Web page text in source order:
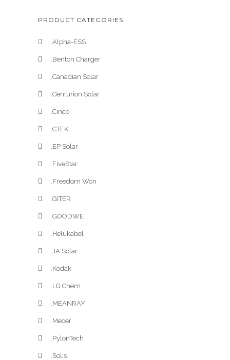
PRODUCT CATEGORIES
.Alpha-ESS
.Benton Charger
.Canadian Solar
.Centurion Solar
.Cinco
.CTEK
.EP Solar
.FiveStar
.Freedom Won
.GITER
.GOODWE
.Helukabel
.JA Solar
.Kodak
.LG Chem
.MEANRAY
.Mecer
.PylonTech
.Solis